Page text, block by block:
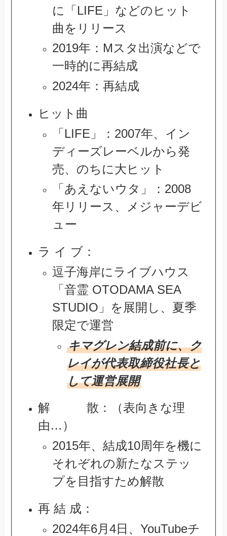
に「LIFE」などのヒット
曲をリリース
2019年：Mスタ出演などで
一時的に再結成
2024年：再結成
ヒット曲
「LIFE」：2007年、イン
ディーズレーベルから発
売、のちに大ヒット
「あえないウタ」：2008
年リリース、メジャーデビ
ュー
ラ イ ブ：
逗子海岸にライブハウス
「音霊 OTODAMA SEA
STUDIO」を展開し、夏季
限定で運営
キマグレン結成前に、ク
レイが代表取締役社長と
して運営展開
解 散：（表向きな理
由…）
2015年、結成10周年を機に
それぞれの新たなステッ
プを目指すため解散
再 結 成：
2024年6月4日、YouTubeチ